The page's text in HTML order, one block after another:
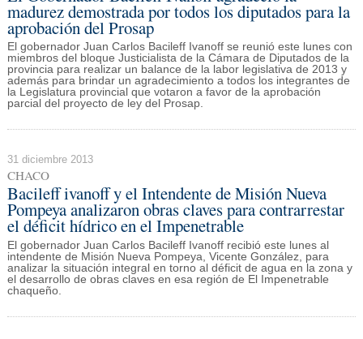
madurez demostrada por todos los diputados para la
aprobación del Prosap
El gobernador Juan Carlos Bacileff Ivanoff se reunió este lunes con
miembros del bloque Justicialista de la Cámara de Diputados de la
provincia para realizar un balance de la labor legislativa de 2013 y
además para brindar un agradecimiento a todos los integrantes de
la Legislatura provincial que votaron a favor de la aprobación
parcial del proyecto de ley del Prosap.
31 diciembre 2013
CHACO
Bacileff ivanoff y el Intendente de Misión Nueva
Pompeya analizaron obras claves para contrarrestar
el déficit hídrico en el Impenetrable
El gobernador Juan Carlos Bacileff Ivanoff recibió este lunes al
intendente de Misión Nueva Pompeya, Vicente González, para
analizar la situación integral en torno al déficit de agua en la zona y
el desarrollo de obras claves en esa región de El Impenetrable
chaqueño.